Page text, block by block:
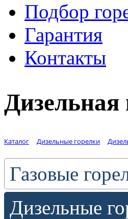
Подбор
Гарантия
Контакты
Дизельная
Каталог Дизельные горелки
Газовые
Дизельные